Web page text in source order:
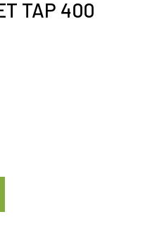
TAP 400